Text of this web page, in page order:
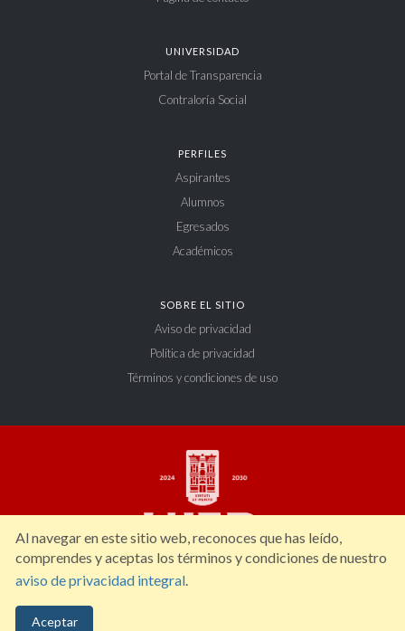
UNIVERSIDAD
Portal de Transparencia
Contraloría Social
PERFILES
Aspirantes
Alumnos
Egresados
Académicos
SOBRE EL SITIO
Aviso de privacidad
Política de privacidad
Términos y condiciones de uso
Constitución 404 Sur, Zona Centro. C.P. 34000, Durango, Dgo. México. Tel: (618)
Al navegar en este sitio web, reconoces que has leído,
comprendes y aceptas los términos y condiciones de nuestro
aviso de privacidad integral.
Aceptar